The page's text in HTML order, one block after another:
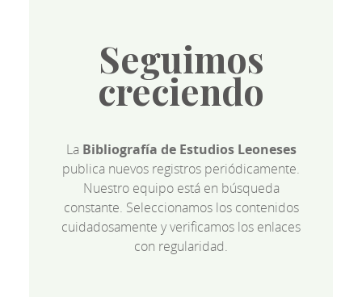
Seguimos
creciendo
La Bibliografía de Estudios Leoneses
publica nuevos registros periódicamente.
Nuestro equipo está en búsqueda
constante. Seleccionamos los contenidos
cuidadosamente y verificamos los enlaces
con regularidad.